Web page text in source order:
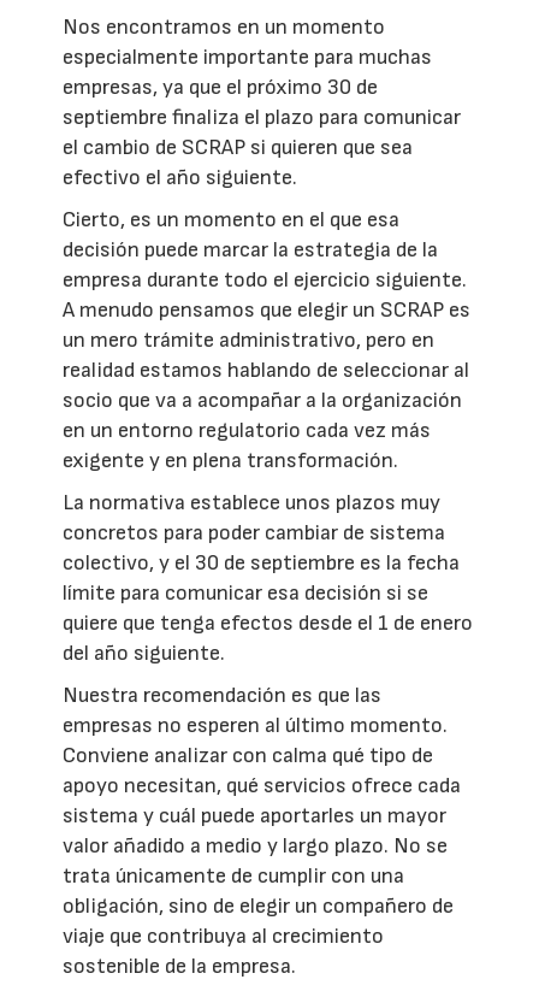
Nos encontramos en un momento
especialmente importante para muchas
empresas, ya que el próximo 30 de
septiembre finaliza el plazo para comunicar
el cambio de SCRAP si quieren que sea
efectivo el año siguiente.
Cierto, es un momento en el que esa
decisión puede marcar la estrategia de la
empresa durante todo el ejercicio siguiente.
A menudo pensamos que elegir un SCRAP es
un mero trámite administrativo, pero en
realidad estamos hablando de seleccionar al
socio que va a acompañar a la organización
en un entorno regulatorio cada vez más
exigente y en plena transformación.
La normativa establece unos plazos muy
concretos para poder cambiar de sistema
colectivo, y el 30 de septiembre es la fecha
límite para comunicar esa decisión si se
quiere que tenga efectos desde el 1 de enero
del año siguiente.
Nuestra recomendación es que las
empresas no esperen al último momento.
Conviene analizar con calma qué tipo de
apoyo necesitan, qué servicios ofrece cada
sistema y cuál puede aportarles un mayor
valor añadido a medio y largo plazo. No se
trata únicamente de cumplir con una
obligación, sino de elegir un compañero de
viaje que contribuya al crecimiento
sostenible de la empresa.